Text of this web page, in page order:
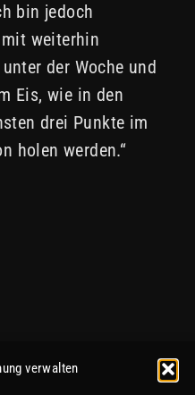
verwalten
bin jedoch
weiterhin
der Woche und
Eis, wie in den
drei Punkte im
holen werden.“